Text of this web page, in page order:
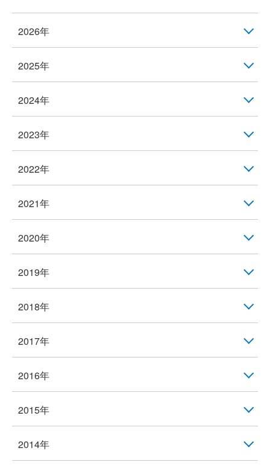
2026年
2025年
2024年
2023年
2022年
2021年
2020年
2019年
2018年
2017年
2016年
2015年
2014年